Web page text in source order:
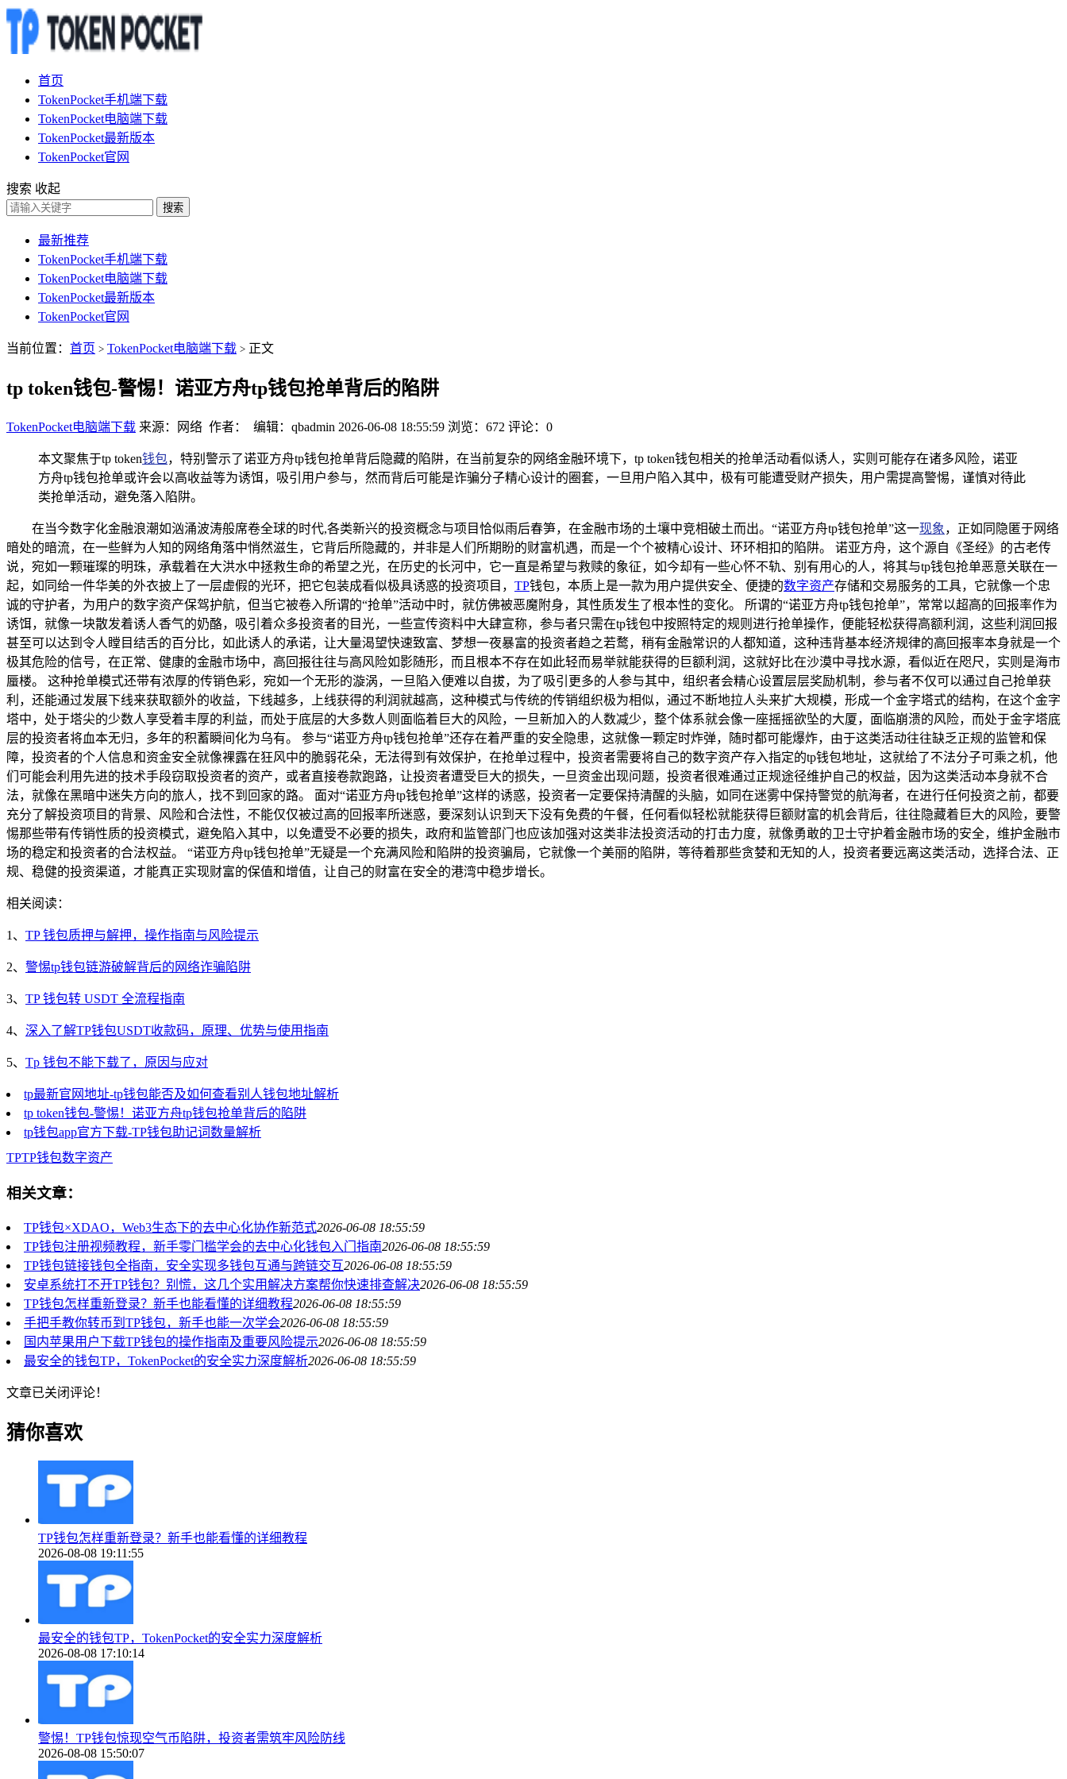
首页
TokenPocket手机端下载
TokenPocket电脑端下载
TokenPocket最新版本
TokenPocket官网
搜索 收起
搜索
最新推荐
TokenPocket手机端下载
TokenPocket电脑端下载
TokenPocket最新版本
TokenPocket官网
当前位置： 首页 > TokenPocket电脑端下载 > 正文
tp token钱包-警惕！诺亚方舟tp钱包抢单背后的陷阱
TokenPocket电脑端下载 来源：网络 作者： 编辑：qbadmin 2026-06-08 18:55:59 浏览：672 评论：0
本文聚焦于tp token钱包，特别警示了诺亚方舟tp钱包抢单背后隐藏的陷阱，在当前复杂的网络金融环境下，tp token钱包相关的抢单活动看似诱人，实则可能存在诸多风险，诺亚
方舟tp钱包抢单或许会以高收益等为诱饵，吸引用户参与，然而背后可能是诈骗分子精心设计的圈套，一旦用户陷入其中，极有可能遭受财产损失，用户需提高警惕，谨慎对待此
类抢单活动，避免落入陷阱。
在当今数字化金融浪潮如汹涌波涛般席卷全球的时代,各类新兴的投资概念与项目恰似雨后春笋，在金融市场的土壤中竞相破土而出。“诺亚方舟tp钱包抢单”这一现象 ，正如同隐匿于网络
暗处的暗流，在一些鲜为人知的网络角落中悄然滋生，它背后所隐藏的，并非是人们所期盼的财富机遇，而是一个个被精心设计、环环相扣的陷阱。 诺亚方舟，这个源自《圣经》的古老传
说，宛如一颗璀璨的明珠，承载着在大洪水中拯救生命的希望之光，在历史的长河中，它一直是希望与救赎的象征，如今却有一些心怀不轨、别有用心的人，将其与tp钱包抢单恶意关联在一
起，如同给一件华美的外衣披上了一层虚假的光环，把它包装成看似极具诱惑的投资项目， TP钱包，本质上是一款为用户提供安全、便捷的数字资产存储和交易服务的工具，它就像一个忠
诚的守护者，为用户的数字资产保驾护航，但当它被卷入所谓的“抢单”活动中时，就仿佛被恶魔附身，其性质发生了根本性的变化。 所谓的“诺亚方舟tp钱包抢单”，常常以超高的回报率作为
诱饵，就像一块散发着诱人香气的奶酪，吸引着众多投资者的目光，一些宣传资料中大肆宣称，参与者只需在tp钱包中按照特定的规则进行抢单操作，便能轻松获得高额利润，这些利润回报
甚至可以达到令人瞠目结舌的百分比，如此诱人的承诺，让大量渴望快速致富、梦想一夜暴富的投资者趋之若鹜，稍有金融常识的人都知道，这种违背基本经济规律的高回报率本身就是一个
极其危险的信号，在正常、健康的金融市场中，高回报往往与高风险如影随形，而且根本不存在如此轻而易举就能获得的巨额利润，这就好比在沙漠中寻找水源，看似近在咫尺，实则是海市
蜃楼。 这种抢单模式还带有浓厚的传销色彩，宛如一个无形的漩涡，一旦陷入便难以自拔，为了吸引更多的人参与其中，组织者会精心设置层层奖励机制，参与者不仅可以通过自己抢单获
利，还能通过发展下线来获取额外的收益，下线越多，上线获得的利润就越高，这种模式与传统的传销组织极为相似，通过不断地拉人头来扩大规模，形成一个金字塔式的结构，在这个金字
塔中，处于塔尖的少数人享受着丰厚的利益，而处于底层的大多数人则面临着巨大的风险，一旦新加入的人数减少，整个体系就会像一座摇摇欲坠的大厦，面临崩溃的风险，而处于金字塔底
层的投资者将血本无归，多年的积蓄瞬间化为乌有。 参与“诺亚方舟tp钱包抢单”还存在着严重的安全隐患，这就像一颗定时炸弹，随时都可能爆炸，由于这类活动往往缺乏正规的监管和保
障，投资者的个人信息和资金安全就像裸露在狂风中的脆弱花朵，无法得到有效保护，在抢单过程中，投资者需要将自己的数字资产存入指定的tp钱包地址，这就给了不法分子可乘之机，他
们可能会利用先进的技术手段窃取投资者的资产，或者直接卷款跑路，让投资者遭受巨大的损失，一旦资金出现问题，投资者很难通过正规途径维护自己的权益，因为这类活动本身就不合
法，就像在黑暗中迷失方向的旅人，找不到回家的路。 面对“诺亚方舟tp钱包抢单”这样的诱惑，投资者一定要保持清醒的头脑，如同在迷雾中保持警觉的航海者，在进行任何投资之前，都要
充分了解投资项目的背景、风险和合法性，不能仅仅被过高的回报率所迷惑，要深刻认识到天下没有免费的午餐，任何看似轻松就能获得巨额财富的机会背后，往往隐藏着巨大的风险，要警
惕那些带有传销性质的投资模式，避免陷入其中，以免遭受不必要的损失，政府和监管部门也应该加强对这类非法投资活动的打击力度，就像勇敢的卫士守护着金融市场的安全，维护金融市
场的稳定和投资者的合法权益。 “诺亚方舟tp钱包抢单”无疑是一个充满风险和陷阱的投资骗局，它就像一个美丽的陷阱，等待着那些贪婪和无知的人，投资者要远离这类活动，选择合法、正
规、稳健的投资渠道，才能真正实现财富的保值和增值，让自己的财富在安全的港湾中稳步增长。
相关阅读：
1、 TP 钱包质押与解押，操作指南与风险提示
2、 警惕tp钱包链游破解背后的网络诈骗陷阱
3、 TP 钱包转 USDT 全流程指南
4、 深入了解TP钱包USDT收款码，原理、优势与使用指南
5、 Tp 钱包不能下载了，原因与应对
tp最新官网地址-tp钱包能否及如何查看别人钱包地址解析
tp token钱包-警惕！诺亚方舟tp钱包抢单背后的陷阱
tp钱包app官方下载-TP钱包助记词数量解析
TPTP钱包数字资产
相关文章：
TP钱包×XDAO，Web3生态下的去中心化协作新范式2026-06-08 18:55:59
TP钱包注册视频教程，新手零门槛学会的去中心化钱包入门指南2026-06-08 18:55:59
TP钱包链接钱包全指南，安全实现多钱包互通与跨链交互2026-06-08 18:55:59
安卓系统打不开TP钱包？别慌，这几个实用解决方案帮你快速排查解决2026-06-08 18:55:59
TP钱包怎样重新登录？新手也能看懂的详细教程2026-06-08 18:55:59
手把手教你转币到TP钱包，新手也能一次学会2026-06-08 18:55:59
国内苹果用户下载TP钱包的操作指南及重要风险提示2026-06-08 18:55:59
最安全的钱包TP，TokenPocket的安全实力深度解析2026-06-08 18:55:59
文章已关闭评论！
猜你喜欢
TP钱包怎样重新登录？新手也能看懂的详细教程
2026-08-08 19:11:55
最安全的钱包TP，TokenPocket的安全实力深度解析
2026-08-08 17:10:14
警惕！TP钱包惊现空气币陷阱，投资者需筑牢风险防线
2026-08-08 15:50:07